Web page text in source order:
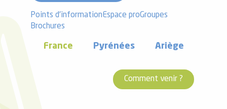
Points d'informationEspace proGroupes
Brochures
France Pyrénées Ariège
Comment venir ?